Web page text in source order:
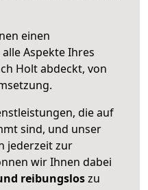
einen
Aspekte Ihres
Holt abdeckt, von
die auf
sind, und unser
jederzeit zur
wir Ihnen dabei
reibungsloszu